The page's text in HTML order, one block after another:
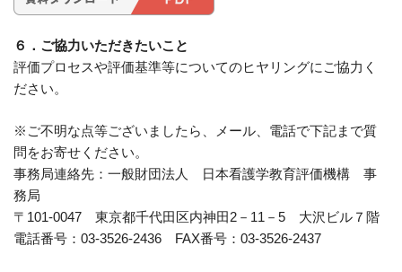
６．ご協力いただきたいこと
評価プロセスや評価基準等についてのヒヤリングにご協力く
ださい。
※ご不明な点等ございましたら、メール、電話で下記まで質
問をお寄せください。
事務局連絡先：一般財団法人 日本看護学教育評価機構 事
務局
〒101-0047 東京都千代田区内神田2－11－5 大沢ビル７階
電話番号：03-3526-2436 FAX番号：03-3526-2437